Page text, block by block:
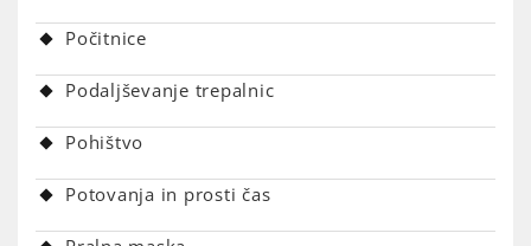
Počitnice
Podaljševanje trepalnic
Pohištvo
Potovanja in prosti čas